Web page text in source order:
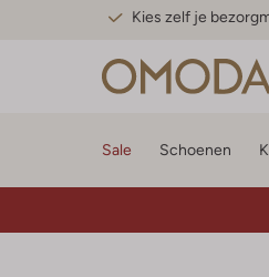
Kies zelf je
Sale Schoenen